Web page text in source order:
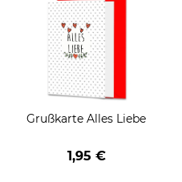
Grußkarte Alles Liebe
1,95 €